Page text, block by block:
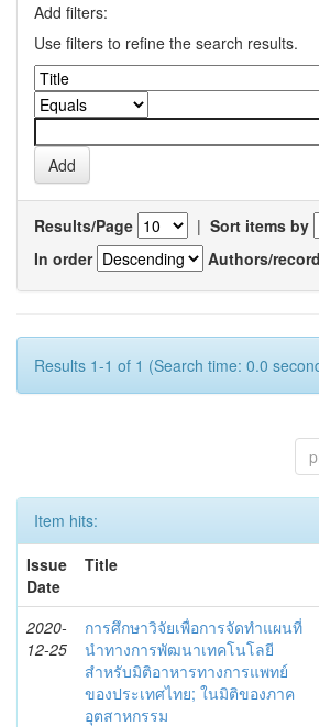
Add filters:
Use filters to refine the search results.
Results/Page | Sort items by
In order
Authors/record
Results 1-1 of 1 (Search time: 0.0
Item hits:
Issue
Date
Title
2020-
12-25
การศึกษาวิจัยเพื่อการจัดทำแผนที่
นำทางการพัฒนาเทคโนโลยี
สำหรับมิติอาหารทางการแพทย์
ของประเทศไทย; ในมิติของภาค
อุตสาหกรรม